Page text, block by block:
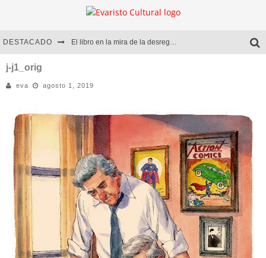
DESTACADO El libro en la mira de la desregulación
Diego Meret | Hotel Acapulco
Alejandra Correa | La nieve
j-j1_orig
eva agosto 1, 2019